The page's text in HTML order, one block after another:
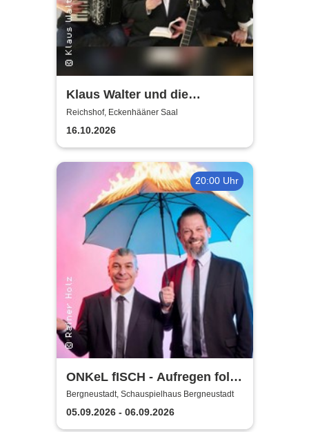
Klaus Walter und die
Melodies: Vorwiegend heiter -
Eine Hommage
Reichshof, Eckenhääner Saal
16.10.2026
20:00 Uhr
ONKeL fISCH - Aufregen folgt
Sonnenschein!
Bergneustadt, Schauspielhaus Bergneustadt
05.09.2026 - 06.09.2026